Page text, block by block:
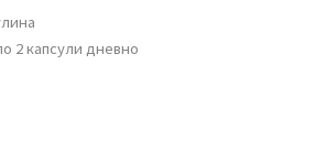
2 капсули дневно